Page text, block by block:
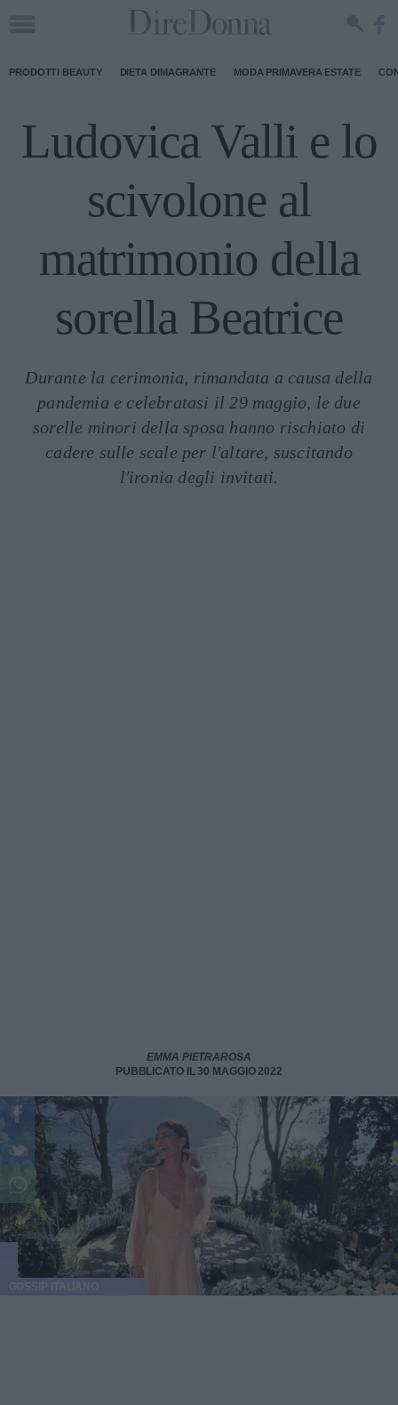
PRODOTTI BEAUTY DIETA DIMAGRANTE MODA PRIMAVERA ESTATE
Ludovica Valli e lo
scivolone al
matrimonio della
sorella Beatrice
Durante la cerimonia, rimandata a causa della
pandemia e celebratasi il 29 maggio, le due
sorelle minori della sposa hanno rischiato di
cadere sulle scale per l'altare, suscitando
l'ironia degli invitati.
EMMA PIETRAROSA
PUBBLICATO IL 30 MAGGIO 2022